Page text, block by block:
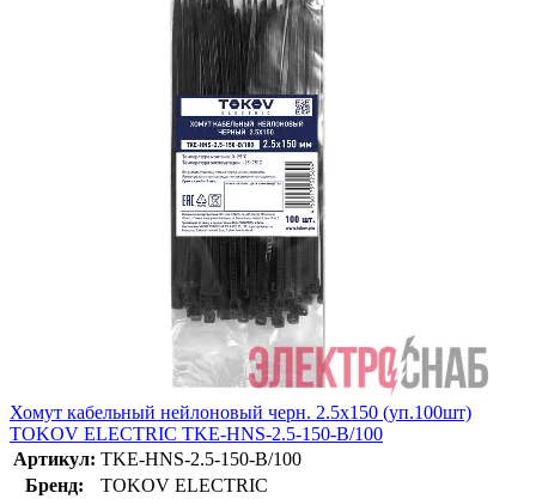
Хомут кабельный нейлоновый черн. 2.5х150 (уп.100шт)
TOKOV ELECTRIC TKE-HNS-2.5-150-B/100
Артикул: TKE-HNS-2.5-150-B/100
Бренд:
TOKOV ELECTRIC